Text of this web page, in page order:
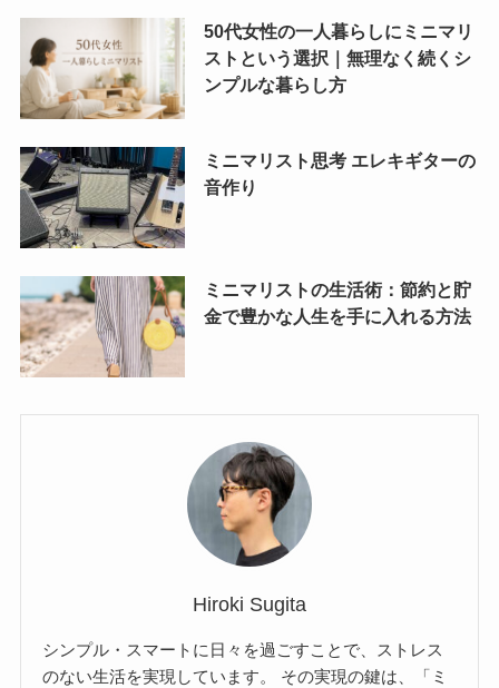
50代女性の一人暮らしにミニマリ
ストという選択｜無理なく続くシ
ンプルな暮らし方
ミニマリスト思考 エレキギターの
音作り
ミニマリストの生活術：節約と貯
金で豊かな人生を手に入れる方法
Hiroki Sugita
シンプル・スマートに日々を過ごすことで、ストレス
のない生活を実現しています。 その実現の鍵は、「ミ